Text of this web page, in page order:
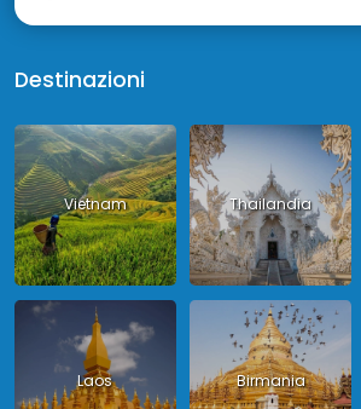
Destinazioni
Vietnam Thailandia
Laos Birmania